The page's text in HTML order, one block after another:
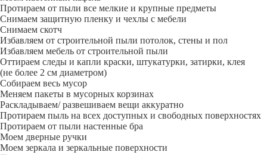
Протираем от пыли все мелкие и крупные предметы
Снимаем защитную пленку и чехлы с мебели
Снимаем скотч
Избавляем от строительной пыли потолок, стены и пол
Избавляем мебель от строительной пыли
Оттираем следы и капли краски, штукатурки, затирки, клея
(не более 2 см диаметром)
Собираем весь мусор
Меняем пакеты в мусорных корзинах
Раскладываем/ развешиваем вещи аккуратно
Протираем пыль на всех доступных и свободных поверхностях
Протираем от пыли настенные бра
Моем дверные ручки
Моем зеркала и зеркальные поверхности